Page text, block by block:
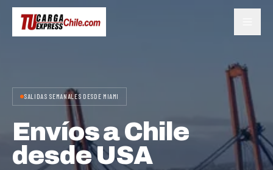
SALIDAS SEMANALES DESDE MIAMI
Envíos a Chile
desde USA